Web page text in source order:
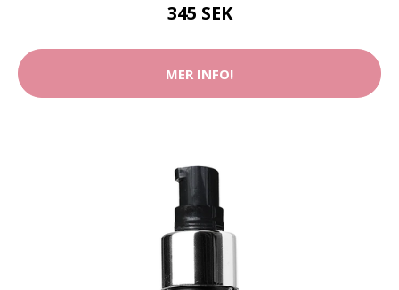
345 SEK
MER INFO!